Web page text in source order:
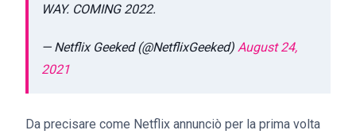
WAY. COMING 2022.
— Netflix Geeked (@NetflixGeeked) August 24,
2021
Da precisare come Netflix annunciò per la prima volta